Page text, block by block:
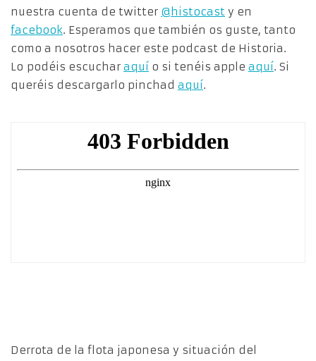
nuestra cuenta de twitter @histocast y en
facebook. Esperamos que también os guste, tanto
como a nosotros hacer este podcast de Historia.
Lo podéis escuchar aquí o si tenéis apple aquí. Si
queréis descargarlo pinchad aquí.
Derrota de la flota japonesa y situación del